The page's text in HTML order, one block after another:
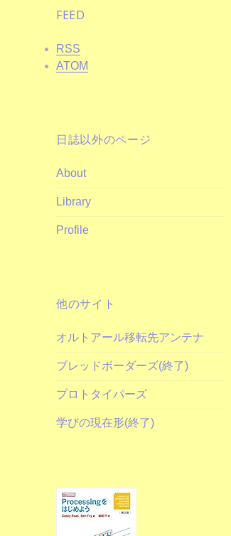
FEED
RSS
ATOM
日誌以外のページ
About
Library
Profile
他のサイト
オルトアール移転先アンテナ
ブレッドボーダーズ(終了)
プロトタイパーズ
学びの現在形(終了)